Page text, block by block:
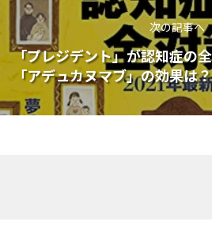
次の記事へ
「プレジデント」が認知症の
「アデュカヌマブ」の効果は？